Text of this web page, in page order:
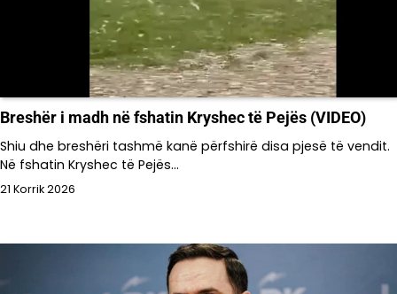
Breshër i madh në fshatin Kryshec të Pejës (VIDEO)
Shiu dhe breshëri tashmë kanë përfshirë disa pjesë të vendit.
Në fshatin Kryshec të Pejës…
21 Korrik 2026